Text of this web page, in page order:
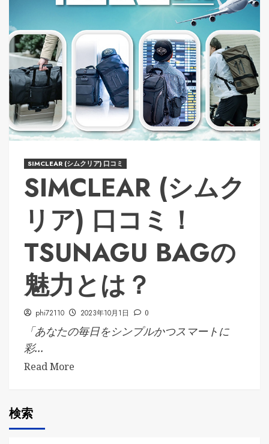
SIMCLEAR (シムクリア) 口コミ
SIMCLEAR (シムク
リア) 口コミ！
TSUNAGU BAGの
魅力とは？
phi72110 2023年10月1日 0
「あなたの毎日をシンプルかつスマートに
彩...
Read More
検索